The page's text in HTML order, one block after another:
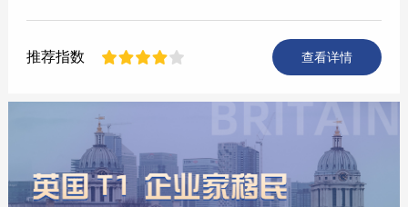
推荐指数 查看详情